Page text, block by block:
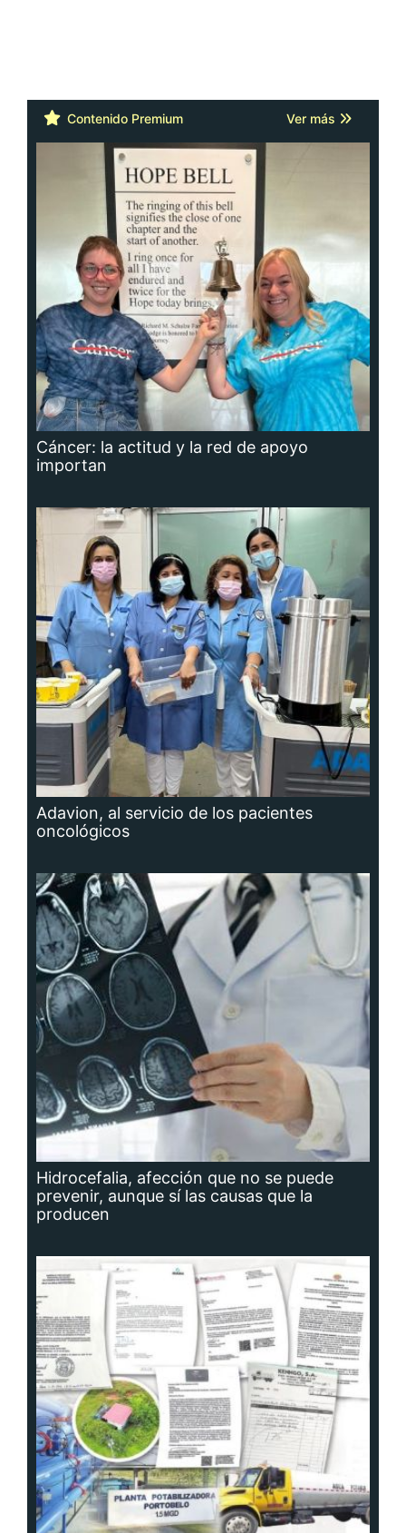
Contenido Premium Ver más
Cáncer: la actitud y la red de apoyo
importan
Adavion, al servicio de los pacientes
oncológicos
Hidrocefalia, afección que no se puede
prevenir, aunque sí las causas que la
producen